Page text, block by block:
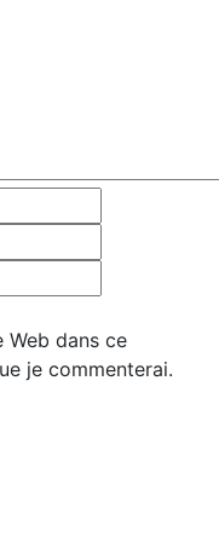
Web dans ce
je commenterai.